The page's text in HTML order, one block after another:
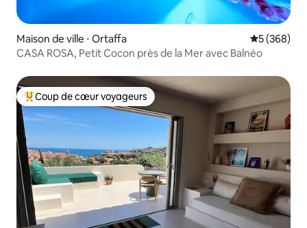
Maison de ville ⋅ Ortaffa Évaluation
5 (368)
CASA ROSA, Petit Cocon près de la Mer avec Balnéo
Coups de cœur voyageurs les plus appréciés
Coup de cœur voyageurs